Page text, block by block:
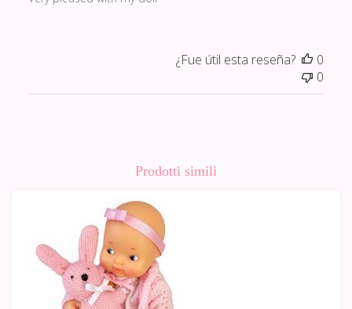
¿Fue útil esta reseña?
0
0
Prodotti simili